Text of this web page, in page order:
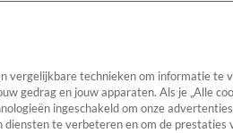
vergelijkbare technieken om informatie te
gedrag en jouw apparaten. Als je „Alle
ingeschakeld om onze
diensten te verbeteren en om de prestaties